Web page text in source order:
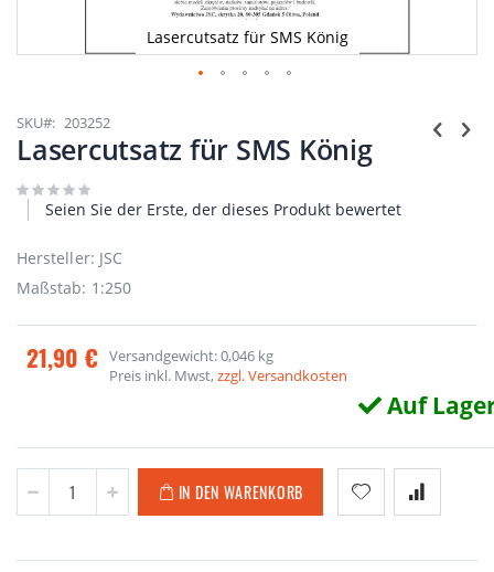
Lasercutsatz für SMS König
Anfang
der
Bildgalerie
SKU 203252
Lasercutsatz für SMS König
Seien Sie der Erste, der dieses Produkt bewertet
Hersteller: JSC
Maßstab: 1:250
21,90 € Versandgewicht: 0,046 kg
Preis inkl. Mwst,zzgl. Versandkosten
Auf
IN DEN WARENKORB